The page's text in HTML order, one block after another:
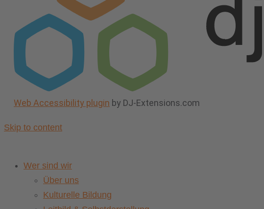
Web Accessibility plugin by DJ-Extensions.com
Skip to content
Wer sind wir
Über uns
Kulturelle Bildung